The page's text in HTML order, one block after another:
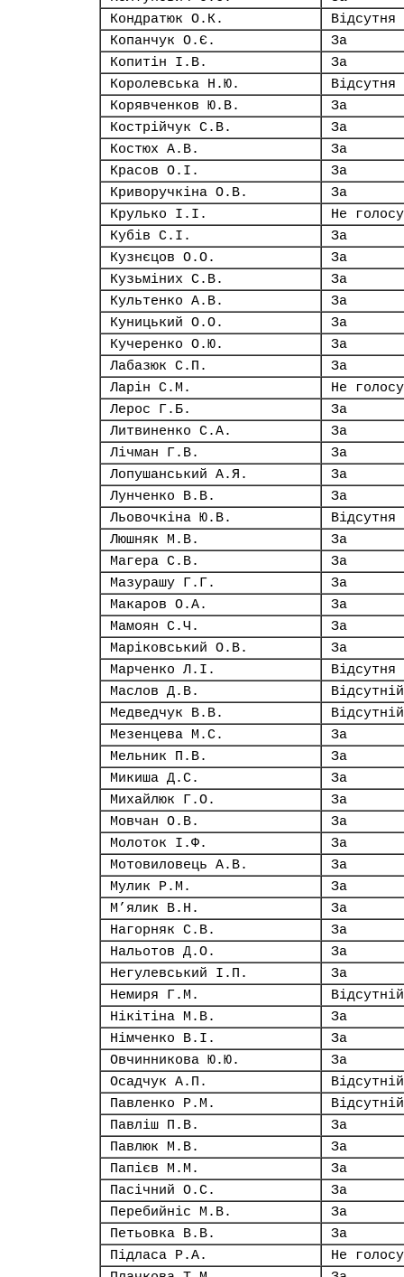
Кондратюк О.К.
Відсутня
Копанчук О.Є.
За
Копитін І.В.
За
Королевська Н.Ю.
Відсутня
Корявченков Ю.В.
За
Кострійчук С.В.
За
Костюх А.В.
За
Красов О.І.
За
Криворучкіна О.В.
За
Крулько І.І.
Не
Кубів С.І.
За
Кузнєцов О.О.
За
Кузьміних С.В.
За
Культенко А.В.
За
Куницький О.О.
За
Кучеренко О.Ю.
За
Лабазюк С.П.
За
Ларін С.М.
Не
Лерос Г.Б.
За
Литвиненко С.А.
За
Лічман Г.В.
За
Лопушанський А.Я.
За
Лунченко В.В.
За
Льовочкіна Ю.В.
Відсутня
Люшняк М.В.
За
Магера С.В.
За
Мазурашу Г.Г.
За
Макаров О.А.
За
Мамоян С.Ч.
За
Маріковський О.В.
За
Марченко Л.І.
Відсутня
Маслов Д.В.
Відсутній
Медведчук В.В.
Відсутній
Мезенцева М.С.
За
Мельник П.В.
За
Микиша Д.С.
За
Михайлюк Г.О.
За
Мовчан О.В.
За
Молоток І.Ф.
За
Мотовиловець А.В.
За
Мулик Р.М.
За
М’ялик В.Н.
За
Нагорняк С.В.
За
Нальотов Д.О.
За
Негулевський І.П.
За
Немиря Г.М.
Відсутній
Нікітіна М.В.
За
Німченко В.І.
За
Овчинникова Ю.Ю.
За
Осадчук А.П.
Відсутній
Павленко Р.М.
Відсутній
Павліш П.В.
За
Павлюк М.В.
За
Папієв М.М.
За
Пасічний О.С.
За
Перебийніс М.В.
За
Петьовка В.В.
За
Підласа Р.А.
Не